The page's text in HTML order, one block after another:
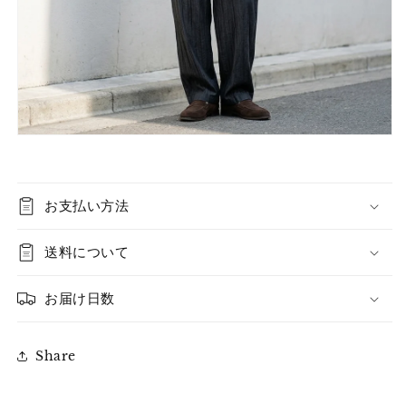
お支払い方法
送料について
お届け日数
Share